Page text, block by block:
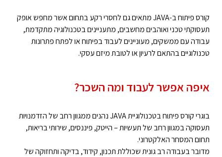
קורס פיתוח ב-JAVA מתאים גם לחסרי רקע בתחום אשר מחפש אופק
תעסוקתי טכני ואוהבים מחשבים, מתעניינים בטכנולוגיה מתקדמת,
עבודה עם ממשקים, ­­מעוניינים לעבוד בפיתוח או לפתח פתרונות
טכנולוגיים בהתאם לרעיון או לטובת מיזם עסקי.
איפה אפשר לעבוד ומה השכר?
בוגרי קורס פיתוח בטכנולוגיית JAVA נהנים ממגוון רחב של הזדמנויות
תעסוקה במגוון רחב של תעשיות – הייטק, פיננסים, שירותי בריאות,
תחום המסחר האלקטרוני.
מדובר בעבודה רב גונית שכוללת תכנון, קידוד, בדיקה ותחזוקה של